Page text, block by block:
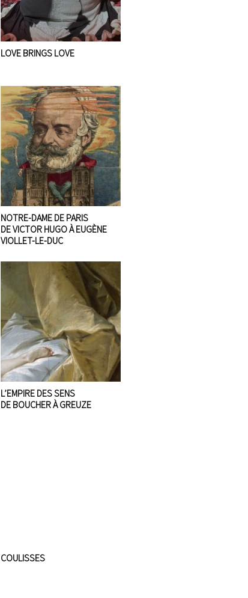
LOVE BRINGS LOVE
NOTRE-DAME DE PARIS
DE VICTOR HUGO À EUGÈNE
VIOLLET-LE-DUC
L’EMPIRE DES SENS
DE BOUCHER À GREUZE
COULISSES